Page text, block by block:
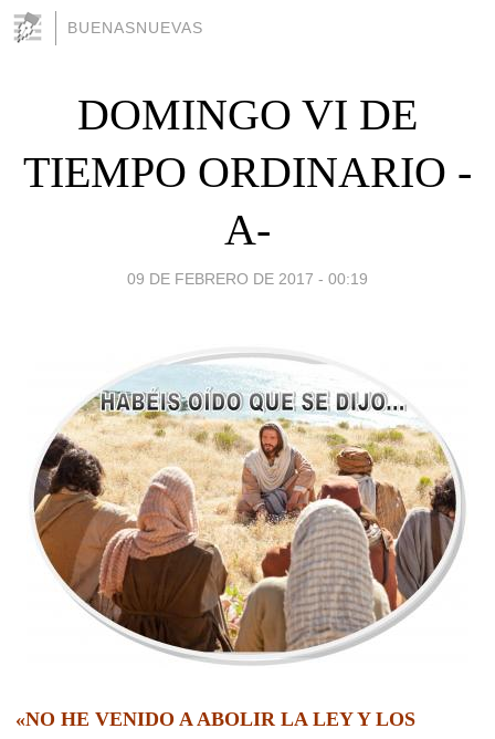
BUENASNUEVAS
DOMINGO VI DE
TIEMPO ORDINARIO -
A-
09 DE FEBRERO DE 2017 - 00:19
«NO HE VENIDO A ABOLIR LA LEY Y LOS